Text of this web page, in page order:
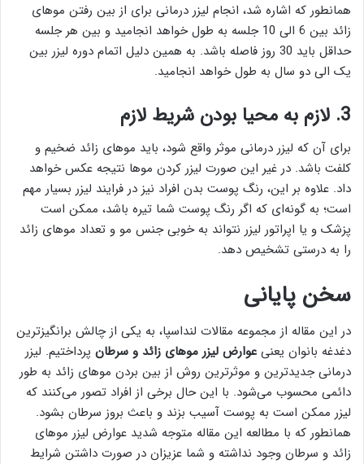
همانطور که اشاره شد، انجام لیزر درمانی برای از بین رفتن موهای
زائد بین 6 الی 10 جلسه به طول خواهد انجامید و بین هر جلسه
حداقل باید 30 روز فاصله باشد. به همین دلیل اتمام دوره لیزر بین
یک الی دو سال به طول خواهد انجامید.
3. لازم به محیا بودن شریط لازم
برای آن که لیزر درمانی موثر واقع شود، باید موهای زائد ضخیم و
کلفت باشد. در غیر این صورت لیزر کردن موها نتیجه عکس خواهد
داد. علاوه بر این، رنگ پوست بدن افراد نیز در فرایند لیزر بسیار مهم
است؛ به گونه‌ای که اگر رنگ پوست شما تیره باشد، ممکن است
پزشک و یا اپراتور لیزر نتواند به خوبی جنس مو و تعداد موهای زائد
را به درستی تشخیص دهد.
سخن پایانی
در این مقاله از مجموعه مقالات لنداسپا، به یکی از چالش برانگیزترین
دغدغه بانوان یعنی عوارض لیزر موهای زائد و سرطان پرداختیم. لیزر
درمانی جدیدترین و موثرترین روش از بین بردن موهای زائد به طور
دائمی محسوب می‌شود. با این حال برخی از افراد تصور می‌کنند که
لیزر ممکن است به پوست آسیب بزند و باعث بروز سرطان بشود.
همانطور که با مطالعه این مقاله متوجه شدید عوارض لیزر موهای
زائد و سرطان وجود نداشته و شما عزیزان در صورت داشتن شرایط